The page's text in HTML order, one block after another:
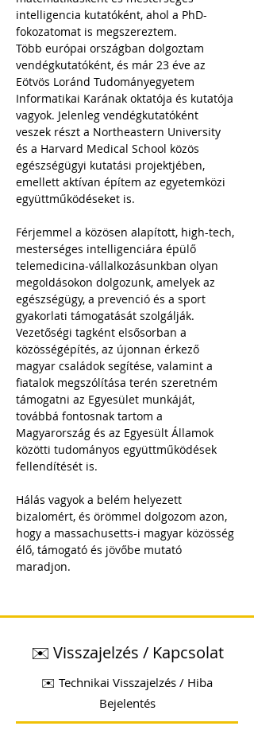
intelligencia kutatóként, ahol a PhD-
fokozatomat is megszereztem.
Több európai országban dolgoztam
vendégkutatóként, és már 23 éve az
Eötvös Loránd Tudományegyetem
Informatikai Karának oktatója és kutatója
vagyok. Jelenleg vendégkutatóként
veszek részt a Northeastern University
és a Harvard Medical School közös
egészségügyi kutatási projektjében,
emellett aktívan építem az egyetemközi
együttműködéseket is.
Férjemmel a közösen alapított, high-tech,
mesterséges intelligenciára épülő
telemedicina-vállalkozásunkban olyan
megoldásokon dolgozunk, amelyek az
egészségügy, a prevenció és a sport
gyakorlati támogatását szolgálják.
Vezetőségi tagként elsősorban a
közösségépítés, az újonnan érkező
magyar családok segítése, valamint a
fiatalok megszólítása terén szeretném
támogatni az Egyesület munkáját,
továbbá fontosnak tartom a
Magyarország és az Egyesült Államok
közötti tudományos együttműködések
fellendítését is.
Hálás vagyok a belém helyezett
bizalomért, és örömmel dolgozom azon,
hogy a massachusetts-i magyar közösség
élő, támogató és jövőbe mutató
maradjon.
✉️ Visszajelzés / Kapcsolat
✉️ Technikai Visszajelzés / Hiba
Bejelentés